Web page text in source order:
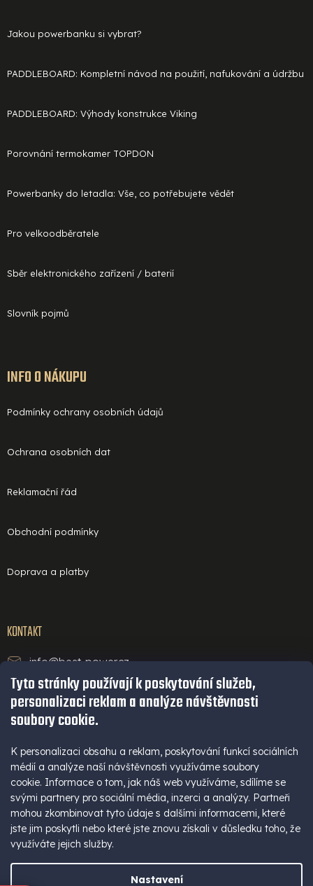
Tyto stránky používají k poskytování služeb,
personalizaci reklam a analýze návštěvnosti
soubory cookie.
K personalizaci obsahu a reklam, poskytování funkcí sociálních
médií a analýze naší návštěvnosti využíváme soubory
cookie. Informace o tom, jak náš web využíváme, sdílíme se
svými partnery pro sociální média, inzerci a analýzy. Partneři
mohou zkombinovat tyto údaje s dalšími informacemi, které
jste jim poskytli nebo které jste znovu získali v důsledku toho, že
využíváte jejich služby.
Nastavení
Jakou powerbanku si vybrat?
PADDLEBOARD: Kompletní návod na použití, nafukování a údržbu
PADDLEBOARD: Výhody konstrukce Viking
Porovnání termokamer TOPDON
Powerbanky do letadla: Vše, co potřebujete vědět
Pro velkoodběratele
Sběr elektronického zařízení / baterií
Slovník pojmů
INFO O NÁKUPU
Podmínky ochrany osobních údajů
Ochrana osobních dat
Reklamační řád
Obchodní podmínky
Doprava a platby
KONTAKT
info@best-power.cz
technická podpora a servis
+420 771 234 568
+420 777 109 009
(Po - Pá 9-16 hod)
+420 777 109 009